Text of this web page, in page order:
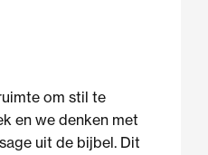
om stil te
en we denken met
uit de bijbel. Dit